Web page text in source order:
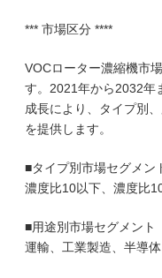
*** 市場区分 ****
VOCローター濃縮機市
す。2021年から2032年
成長により、タイプ別
を提供します。
■タイプ別市場セグメン
濃度比10以下、濃度比
■用途別市場セグメント
運輸、工業製造、半導